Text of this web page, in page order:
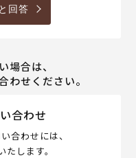
回答
場合は、
わせください。
合わせ
合わせには、
します。